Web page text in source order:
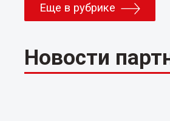
Еще в рубрике
Новости